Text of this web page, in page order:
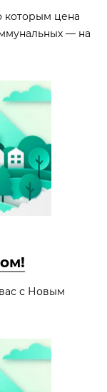
которым цена
— на
с Новым